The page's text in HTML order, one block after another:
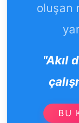
oluşan
"Akıl
BU